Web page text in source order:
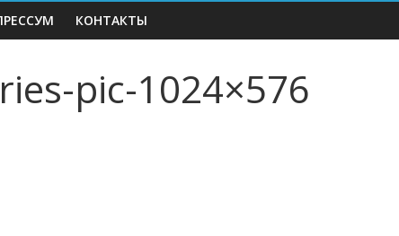
КОНТАКТЫ
pic-1024×576